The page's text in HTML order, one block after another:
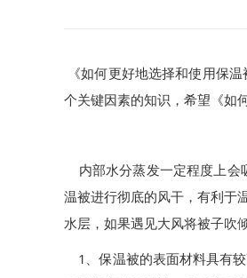
《如何更好地选择和使用保
个关键因素的知识，希望《如
内部水分蒸发一定程度上
温被进行彻底的风干，有利于
水层，如果遇见大风将被子吹
1
、保温被的表面材料具有